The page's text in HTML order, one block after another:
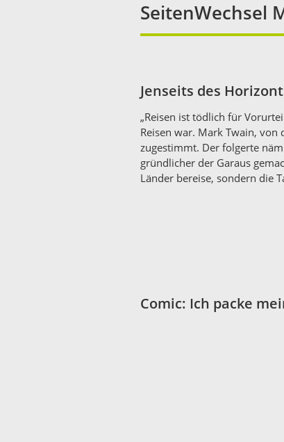
SeitenWechsel
Jenseits des
„Reisen ist tödlich für
Reisen war. Mark Twain, von
zugestimmt. Der folgerte
gründlicher der Garaus
Länder bereise, sondern die
Comic: Ich packe